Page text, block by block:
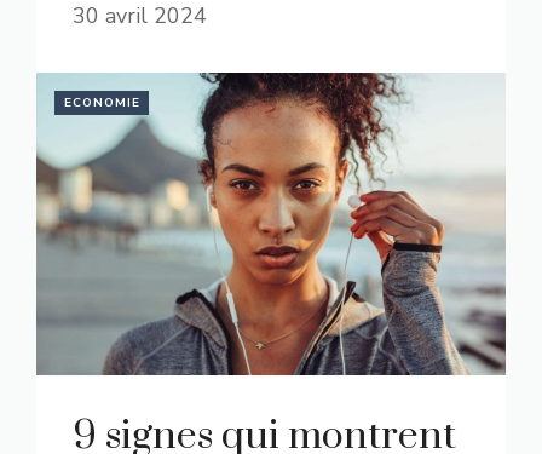
30 avril 2024
ECONOMIE
9 signes qui montrent